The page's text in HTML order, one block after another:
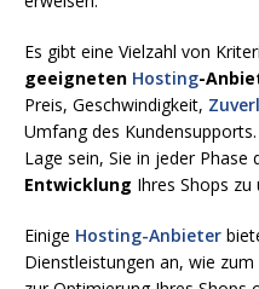
Es gibt eine Vielzahl von
geeigneten Hosting-
Preis, Geschwindigkeit,
Umfang des
Lage sein, Sie in jeder Phase
Entwicklung Ihres Shops
Einige Hosting-Anbieter
Dienstleistungen an, wie zum